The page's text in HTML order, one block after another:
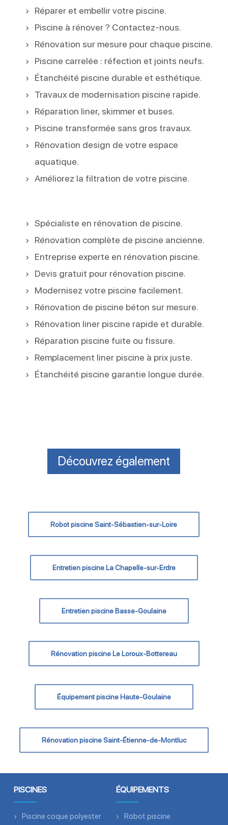
Réparer et embellir votre piscine.
Piscine à rénover ? Contactez-nous.
Rénovation sur mesure pour chaque piscine.
Piscine carrelée : réfection et joints neufs.
Étanchéité piscine durable et esthétique.
Travaux de modernisation piscine rapide.
Réparation liner, skimmer et buses.
Piscine transformée sans gros travaux.
Rénovation design de votre espace
aquatique.
Améliorez la filtration de votre piscine.
Spécialiste en rénovation de piscine.
Rénovation complète de piscine ancienne.
Entreprise experte en rénovation piscine.
Devis gratuit pour rénovation piscine.
Modernisez votre piscine facilement.
Rénovation de piscine béton sur mesure.
Rénovation liner piscine rapide et durable.
Réparation piscine fuite ou fissure.
Remplacement liner piscine à prix juste.
Étanchéité piscine garantie longue durée.
Découvrez également
Robot piscine Saint-Sébastien-sur-Loire
Entretien piscine La Chapelle-sur-Erdre
Entretien piscine Basse-Goulaine
Rénovation piscine Le Loroux-Bottereau
Équipement piscine Haute-Goulaine
Rénovation piscine Saint-Étienne-de-Montluc
PISCINES
Piscine coque polyester
ÉQUIPEMENTS
Robot piscine